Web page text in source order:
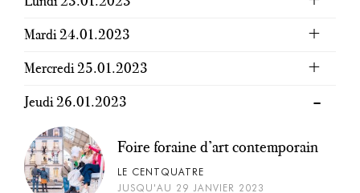
Mardi 24.01.2023
Mercredi 25.01.2023
Jeudi 26.01.2023
Foire foraine d’art contemporain
LE CENTQUATRE
JUSQU'AU 29 JANVIER 2023